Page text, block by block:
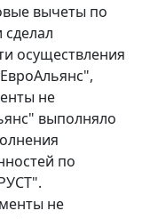
вычеты по
осуществления
не
выполняло
по
не